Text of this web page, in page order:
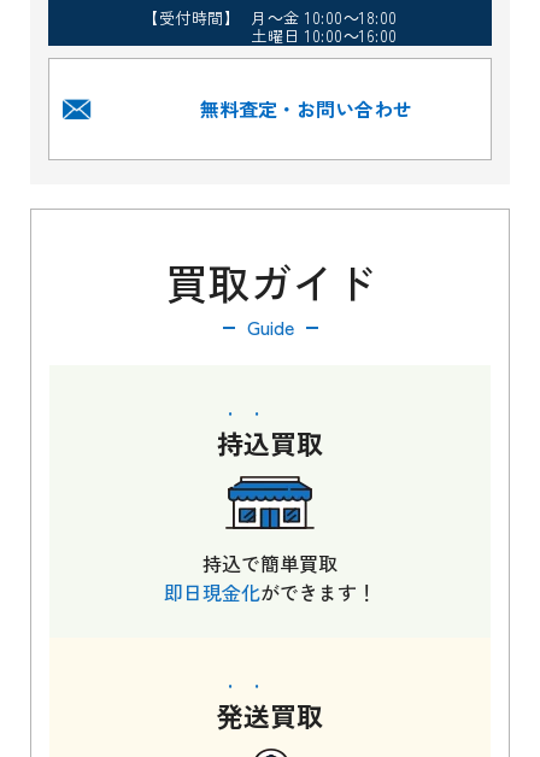
【受付時間】 月～金 10:00～18:00
土曜日 10:00～16:00
無料査定・お問い合わせ
買取ガイド
Guide
持込買取
持込で簡単買取
即日現金化ができます！
発送買取